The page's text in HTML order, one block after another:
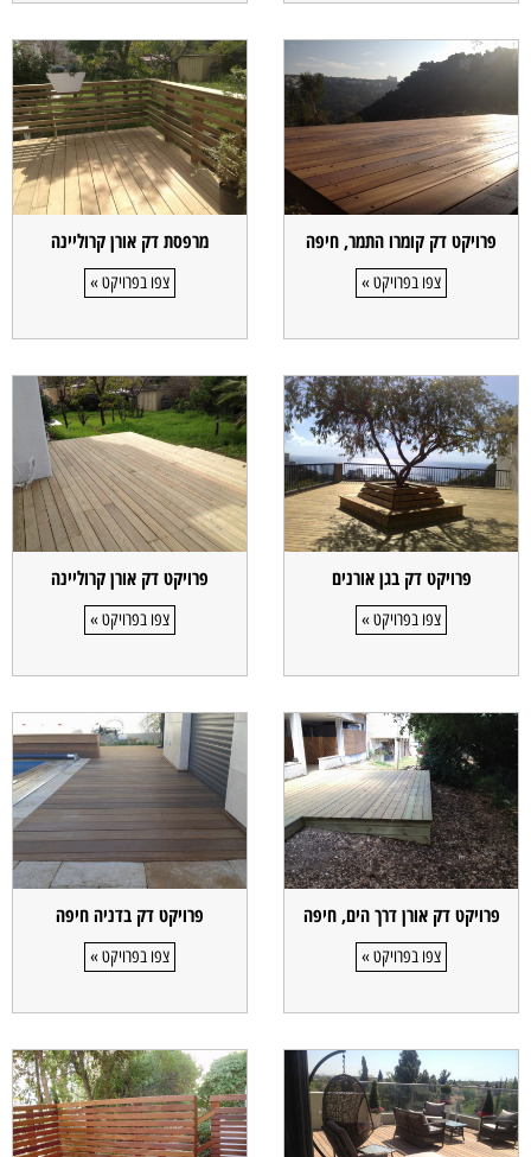
פרויקט דק קומרו התמר, חיפה
צפו בפרויקט »
מרפסת דק אורן קרוליינה
צפו בפרויקט »
פרויקט דק בגן אורנים
צפו בפרויקט »
פרויקט דק אורן קרוליינה
צפו בפרויקט »
פרויקט דק אורן דרך הים, חיפה
צפו בפרויקט »
פרויקט דק בדניה חיפה
צפו בפרויקט »